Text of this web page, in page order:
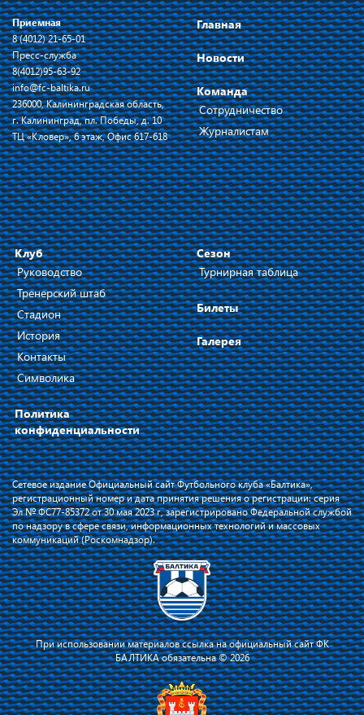
Приемная
8 (4012) 21-65-01
Пресс-служба
8(4012)95-63-92
info@fc-baltika.ru
236000, Калининградская область,
г. Калининград, пл. Победы, д. 10
ТЦ «Кловер», 6 этаж, Офис 617-618
Главная
Новости
Команда
Сотрудничество
Журналистам
Клуб
Руководство
Тренерский штаб
Стадион
История
Контакты
Символика
Политика
конфиденциальности
Сезон
Турнирная таблица
Билеты
Галерея
Сетевое издание Официальный сайт Футбольного клуба «Балтика»,
регистрационный номер и дата принятия решения о регистрации: серия
Эл № ФС77-85372 от 30 мая 2023 г, зарегистрировано Федеральной службой
по надзору в сфере связи, информационных технологий и массовых
коммуникаций (Роскомнадзор).
При использовании материалов ссылка на официальный сайт ФК
БАЛТИКА обязательна © 2026